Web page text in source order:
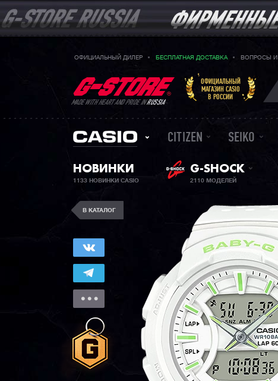
ОФИЦИАЛЬНЫЙ ДИЛЕР БЕСПЛАТНАЯ ДОСТАВКА ВОПРОСЫ И
MADE WITH HEART AND PRIDE INRUSSIA
ОФИЦИАЛЬНЫЙ
МАГАЗИН CASIO
В РОССИИ
CITIZEN SEIKO
НОВИНКИ
1133 НОВИНКИ CASIO
G-SHOCK
2110 МОДЕЛЕЙ
В КАТАЛОГ